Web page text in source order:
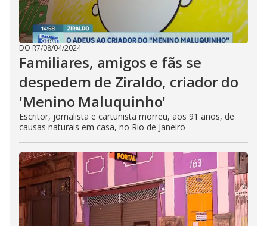
DO R7/08/04/2024
Familiares, amigos e fãs se
despedem de Ziraldo, criador do
'Menino Maluquinho'
Escritor, jornalista e cartunista morreu, aos 91 anos, de
causas naturais em casa, no Rio de Janeiro